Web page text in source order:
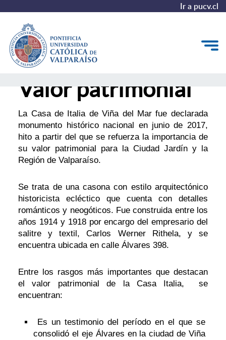
Ir a pucv.cl
Valor patrimonial
Casa Italia en los medios
Valor patrimonial
La Casa de Italia de Viña del Mar fue declarada
monumento histórico nacional en junio de 2017,
hito a partir del que se refuerza la importancia de
su valor patrimonial para la Ciudad Jardín y la
Región de Valparaíso.
Se trata de una casona con estilo arquitectónico
historicista ecléctico que cuenta con detalles
románticos y neogóticos. Fue construida entre los
años 1914 y 1918 por encargo del empresario del
salitre y textil, Carlos Werner Rithela, y se
encuentra ubicada en calle Álvares 398.
Entre los rasgos más importantes que destacan
el valor patrimonial de la Casa Italia, se
encuentran:
Es un testimonio del período en el que se
consolidó el eje Álvares en la ciudad de Viña